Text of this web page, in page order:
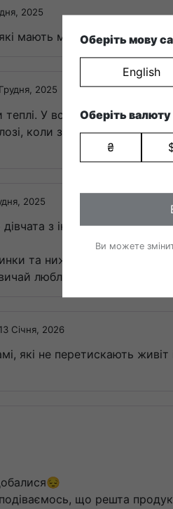
Оберіть мову
English
Оберіть валюту
₴
Ви можете
2025
мають м’яку резинку і
2025
теплі. У всьому іншому
коли знімаю штани.
2025
з інших відгуків.
та нижніх манжетів.
люблю продукцію Dodo,
13 Січня, 2026
які не перетискають
що решта